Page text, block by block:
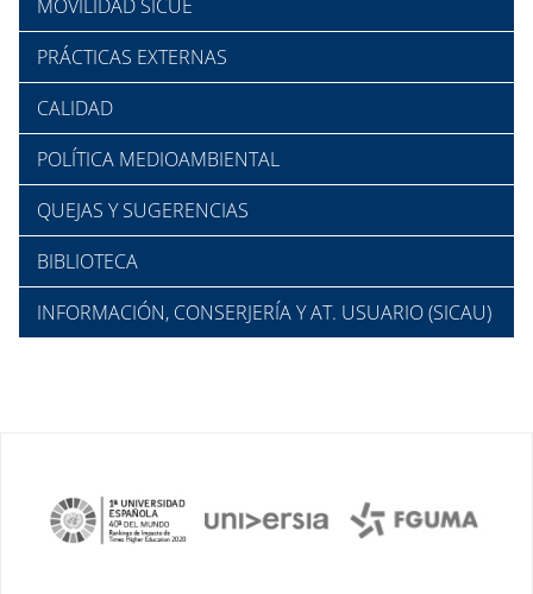
MOVILIDAD SICUE
PRÁCTICAS EXTERNAS
CALIDAD
POLÍTICA MEDIOAMBIENTAL
QUEJAS Y SUGERENCIAS
BIBLIOTECA
INFORMACIÓN, CONSERJERÍA Y AT. USUARIO (SICAU)